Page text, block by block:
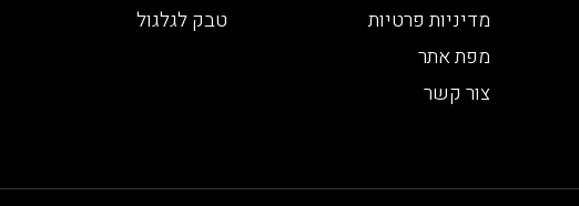
מדיניות פרטיות
מפת אתר
צור קשר
טבק לגלגול